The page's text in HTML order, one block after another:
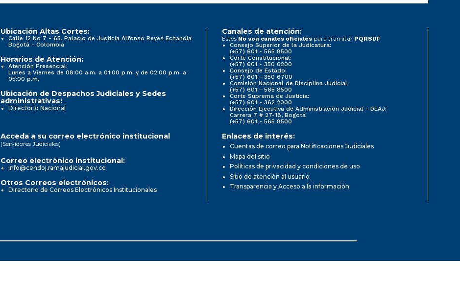
Ubicación Altas Cortes:
Calle 12 No 7 - 65, Palacio de Justicia Alfonso Reyes Echandía
Bogotá - Colombia
Horarios de Atención:
Atención Presencial:
Lunes a Viernes de 08:00 a.m. a 01:00 p.m. y de 02:00 p.m. a
05:00 p.m.
Ubicación de Despachos Judiciales y Sedes
administrativas:
Directorio Nacional
Canales de atención:
Estos No son canales oficiales para tramitar PQRSDF
Consejo Superior de la Judicatura:
(+57) 601 - 565 8500
Corte Constitucional:
(+57) 601 - 350 6200
Consejo de Estado:
(+57) 601 - 350 6700
Comisión Nacional de Disciplina Judicial:
(+57) 601 - 565 8500
Corte Suprema de Justicia:
(+57) 601 - 362 2000
Dirección Ejecutiva de Administración Judicial - DEAJ:
Carrera 7 # 27-18, Bogotá
(+57) 601 - 565 8500
Acceda a su correo electrónico institucional
(Servidores Judiciales)
Correo electrónico institucional:
info@cendoj.ramajudicial.gov.co
Otros Correos electrónicos:
Directorio de Correos Electrónicos Institucionales
Enlaces de interés:
Cuentas de correo para Notificaciones Judiciales
Mapa del sitio
Políticas de privacidad y condiciones de uso
Sitio de atención al usuario
Transparencia y Acceso a la información